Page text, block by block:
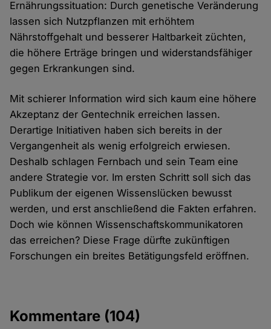
Ernährungssituation: Durch genetische Veränderung
lassen sich Nutzpflanzen mit erhöhtem
Nährstoffgehalt und besserer Haltbarkeit züchten,
die höhere Erträge bringen und widerstandsfähiger
gegen Erkrankungen sind.
Mit schierer Information wird sich kaum eine höhere
Akzeptanz der Gentechnik erreichen lassen.
Derartige Initiativen haben sich bereits in der
Vergangenheit als wenig erfolgreich erwiesen.
Deshalb schlagen Fernbach und sein Team eine
andere Strategie vor. Im ersten Schritt soll sich das
Publikum der eigenen Wissenslücken bewusst
werden, und erst anschließend die Fakten erfahren.
Doch wie können Wissenschaftskommunikatoren
das erreichen? Diese Frage dürfte zukünftigen
Forschungen ein breites Betätigungsfeld eröffnen.
Kommentare (104)